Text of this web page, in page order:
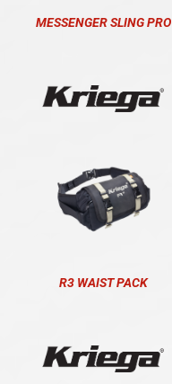
MESSENGER SLING PRO
R3 WAIST PACK